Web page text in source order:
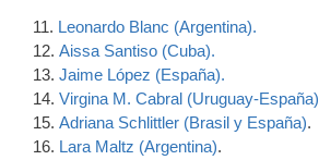
11. Leonardo Blanc (Argentina).
12. Aissa Santiso (Cuba).
13. Jaime López (España).
14. Virgina M. Cabral (Uruguay-España)
15. Adriana Schlittler (Brasil y España).
16. Lara Maltz (Argentina).